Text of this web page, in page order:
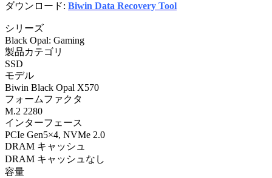
ダウンロード: Biwin Data Recovery Tool
シリーズ
Black Opal: Gaming
製品カテゴリ
SSD
モデル
Biwin Black Opal X570
フォームファクタ
M.2 2280
インターフェース
PCIe Gen5×4, NVMe 2.0
DRAM キャッシュ
DRAM キャッシュなし
容量